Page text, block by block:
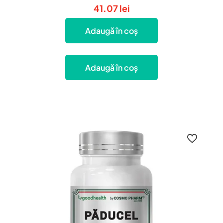
41.07lei
Adaugă în coș
Adaugă în coș